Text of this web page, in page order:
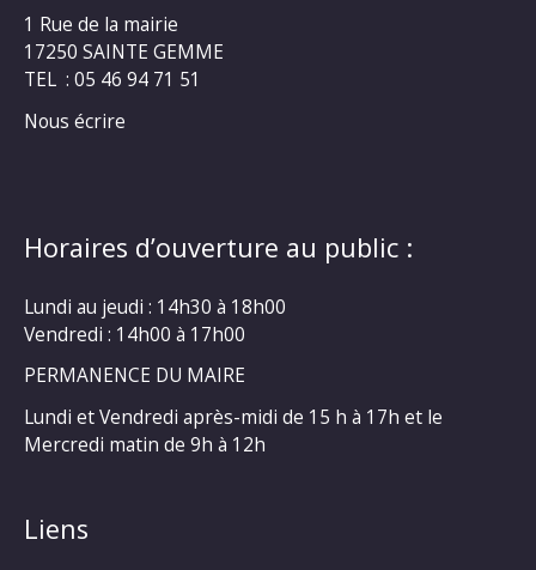
1 Rue de la mairie
17250 SAINTE GEMME
TEL : 05 46 94 71 51
Nous écrire
Horaires d’ouverture au public :
Lundi au jeudi : 14h30 à 18h00
Vendredi : 14h00 à 17h00
PERMANENCE DU MAIRE
Lundi et Vendredi après-midi de 15 h à 17h et le
Mercredi matin de 9h à 12h
Liens